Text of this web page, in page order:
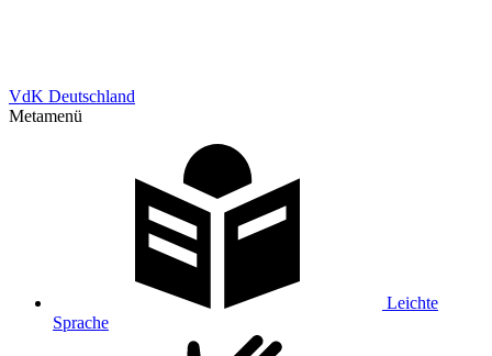
VdK Deutschland
Metamenü
Leichte
Sprache